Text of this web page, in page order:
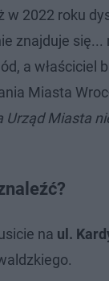
2022 roku
znajduje
a właściciel
Miasta
Miasta
na ul.